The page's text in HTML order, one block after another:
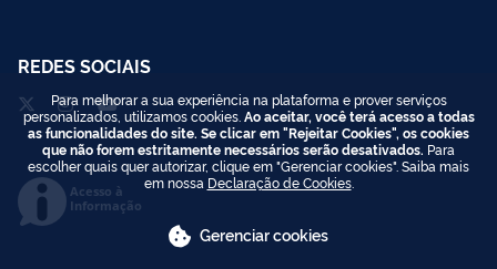
REDES SOCIAIS
Acesso à
Informação
Para melhorar a sua experiência na plataforma e prover serviços
personalizados, utilizamos cookies. Ao aceitar, você terá acesso a todas
as funcionalidades do site. Se clicar em "Rejeitar Cookies", os cookies
que não forem estritamente necessários serão desativados. Para
escolher quais quer autorizar, clique em "Gerenciar cookies". Saiba mais
em nossa Declaração de Cookies.
Gerenciar cookies